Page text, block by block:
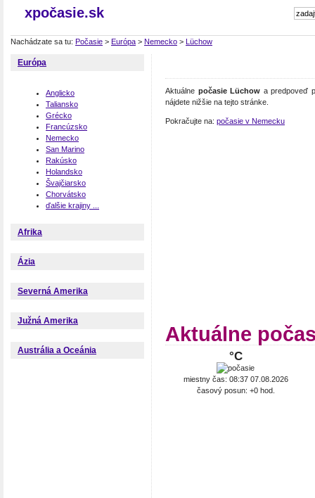
xpočasie.sk
Nachádzate sa tu: Počasie > Európa > Nemecko > Lüchow
Európa
Anglicko
Taliansko
Grécko
Francúzsko
Nemecko
San Marino
Rakúsko
Holandsko
Švajčiarsko
Chorvátsko
ďalšie krajiny ...
Afrika
Ázia
Severná Amerika
Južná Amerika
Austrália a Oceánia
Aktuálne počasie Lüchow a predpoveď
nájdete nižšie na tejto stránke.
Pokračujte na: počasie v Nemecku
Aktuálne
°C
miestny čas: 08:37 07.08.2026
časový posun: +0 hod.